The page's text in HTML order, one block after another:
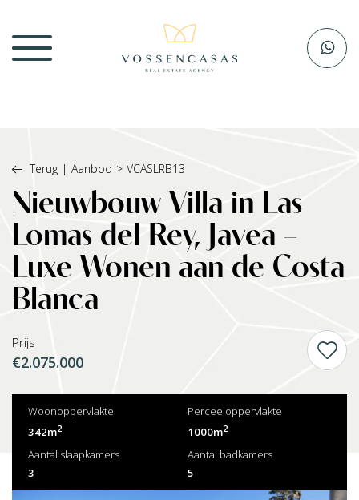
Terug | Aanbod > VCASLRB13
Nieuwbouw Villa in Las
Lomas del Rey, Javea –
Luxe Wonen aan de Costa
Blanca
Prijs
€2.075.000
Woonoppervlakte
342m2
Perceeloppervlakte
1000m2
Aantal slaapkamers
3
Aantal badkamers
5